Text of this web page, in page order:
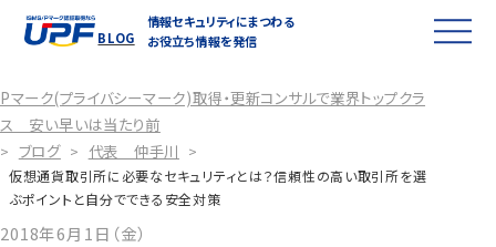
BLOG
情報セキュリティにまつわる
お役立ち情報を発信
Pマーク(プライバシーマーク)取得・更新コンサルで業界トップクラ
ス 安い早いは当たり前
> ブログ > 代表 仲手川
>
仮想通貨取引所に必要なセキュリティとは？信頼性の高い取引所を選
ぶポイントと自分でできる安全対策
2018年6月1日（金）